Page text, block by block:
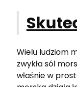
Wielu ludziom
zwykła sól
właśnie w